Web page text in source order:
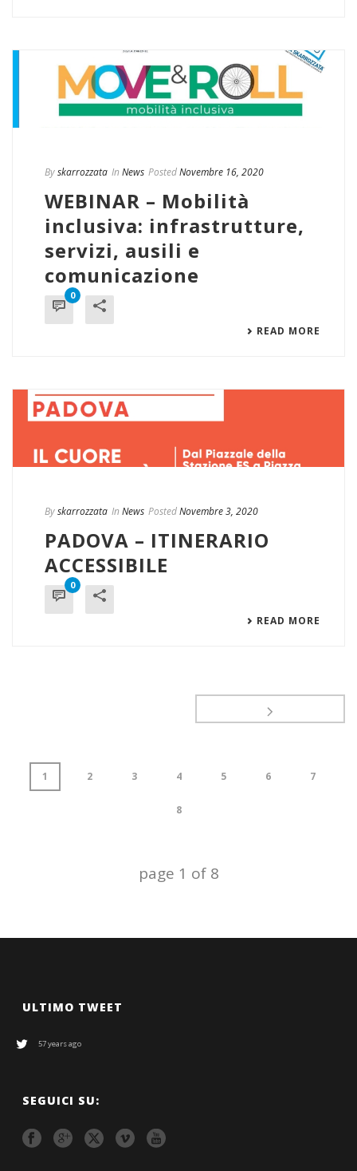
Byskarrozzata In News PostedNovembre 16, 2020
WEBINAR – Mobilità
inclusiva: infrastrutture,
servizi, ausili e
comunicazione
0
READ MORE
Byskarrozzata In News PostedNovembre 3, 2020
PADOVA – ITINERARIO
ACCESSIBILE
0
READ MORE
1 2 3 4 5 6 7
8
page 1 of 8
ULTIMO TWEET
57 years ago
SEGUICI SU: